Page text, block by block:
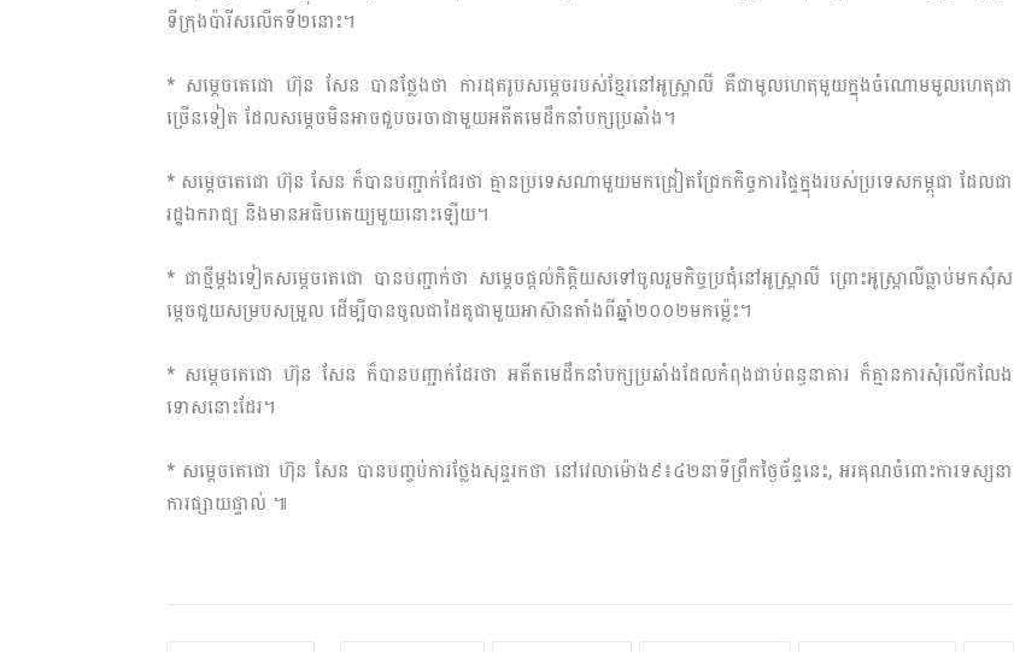
ទីក្រុងប៉ារីសលើកទី២នោះ។
* សម្តេចតេជោ ហ៊ុន សែន បានថ្លែងថា ការដុតរូបសម្តេចរបស់ខ្មែរនៅអូស្ត្រាលី គឺជាមូលហេតុមួយក្នុងចំណោមមូលហេតុជា
ច្រើនទៀត ដែលសម្តេចមិនអាចជួបចរចាជាមួយអតីតមេដឹកនាំបក្សប្រឆាំង។
* សម្តេចតេជោ ហ៊ុន សែន ក៏បានបញ្ជាក់ដែរថា គ្មានប្រទេសណាមួយមកជ្រៀតជ្រែកកិច្ចការផ្ទៃក្នុងរបស់ប្រទេសកម្ពុជា ដែលជា
រដ្ឋឯករាជ្យ និងមានអធិបតេយ្យមួយនោះឡើយ។
* ជាថ្មីម្តងទៀតសម្តេចតេជោ បានបញ្ជាក់ថា សម្តេចផ្តល់កិត្តិយសទៅចូលរួមកិច្ចប្រជុំនៅអូស្ត្រាលី ព្រោះអូស្ត្រាលីធ្លាប់មកសុំស
ម្តេចជួយសម្របសម្រួល ដើម្បីបានចូលជាដៃគូជាមួយអាស៊ានតាំងពីឆ្នាំ២០០២មកម្ល៉េះ។
* សម្តេចតេជោ ហ៊ុន សែន ក៏បានបញ្ជាក់ដែរថា អតីតមេដឹកនាំបក្សប្រឆាំងដែលកំពុងជាប់ពន្ធនាគារ ក៏គ្មានការសុំលើកលែង
ទោសនោះដែរ។
* សម្តេចតេជោ ហ៊ុន សែន បានបញ្ចប់ការថ្លែងសុន្ទរកថា នៅវេលាម៉ោង៩៖៤២នាទីព្រឹកថ្ងៃច័ន្ទនេះ, អរគុណចំពោះការទស្សនា
ការផ្សាយផ្ទាល់ ៕